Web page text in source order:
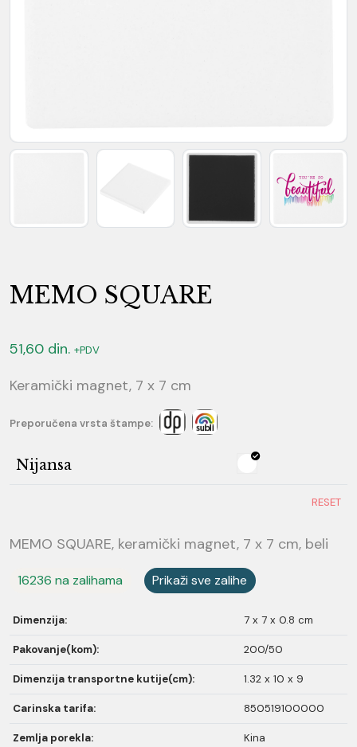
MEMO SQUARE
51,60 din. +PDV
Keramički magnet, 7 x 7 cm
Preporučena vrsta štampe:
Nijansa
RESET
MEMO SQUARE, keramički magnet, 7 x 7 cm, beli
16236 na zalihama Prikaži sve zalihe
Dimenzija: 7 x 7 x 0.8 cm
Pakovanje(kom): 200/50
Dimenzija transportne kutije(cm): 1.32 x 10 x 9
Carinska tarifa: 850519100000
Zemlja porekla: Kina